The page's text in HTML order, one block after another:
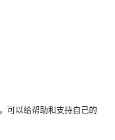
可以给帮助和支持自己的